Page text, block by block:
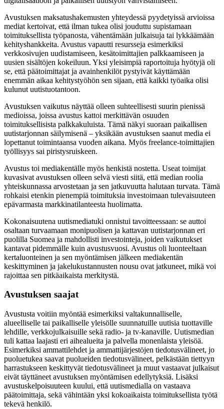
Avustuksen maksatushakemusten yhteydessä pyydetyissä arvioissa
mediat kertoivat, että ilman tukea olisi jouduttu supistamaan
toimituksellista työpanosta, vähentämään julkaisuja tai lykkäämään
kehityshankkeita. Avustus vapautti resursseja esimerkiksi
verkkosivujen uudistamiseen, kesätoimittajien palkkaamiseen ja
uusien sisältöjen kokeiluun. Yksi yleisimpiä raportoituja hyötyjä oli
se, että päätoimittajat ja avainhenkilöt pystyivät käyttämään
enemmän aikaa kehitystyöhön sen sijaan, että kaikki työaika olisi
kulunut uutistuotantoon.
Avustuksen vaikutus näyttää olleen suhteellisesti suurin pienissä
medioissa, joissa avustus kattoi merkittävän osuuden
toimituksellisista palkkakuluista. Tämä näkyi suoraan paikallisen
uutistarjonnan säilymisenä – yksikään avustuksen saanut media ei
lopettanut toimintaansa vuoden aikana. Myös freelance-toimittajien
työllisyys sai piristysruiskeen.
Avustus toi mediakentälle myös henkistä nostetta. Useat toimijat
kuvasivat avustuksen olleen selvä viesti siitä, että median roolia
yhteiskunnassa arvostetaan ja sen jatkuvuutta halutaan turvata. Tämä
rohkaisi etenkin pienempiä toimituksia investoimaan tulevaisuuteen
epävarmasta markkinatilanteesta huolimatta.
Kokonaisuutena uutismediatuki onnistui tavoitteessaan: se auttoi
osaltaan turvaamaan monipuolisen ja kattavan uutistarjonnan eri
puolilla Suomea ja mahdollisti investointeja, joiden vaikutukset
kantavat pidemmälle kuin avustusvuosi. Avustus oli luonteeltaan
kertaluonteinen ja sen myöntämisen jälkeen mediakentän
keskittyminen ja jakelukustannusten nousu ovat jatkuneet, mikä voi
rajoittaa sen pitkäaikaista merkitystä.
Avustuksen saajat
Avustusta voitiin myöntää esimerkiksi valtakunnalliselle,
alueelliselle tai paikalliselle yleisölle suunnatuille uutisia tuottaville
lehdille, verkkojulkaisuille sekä radio- ja tv-kanaville. Uutismedian
tuli kattaa laajasti eri aihealueita ja palvella monenlaista yleisöä.
Esimerkiksi ammattilehdet ja ammattijärjestöjen tiedotusvälineet, jo
puoluetukea saavat puolueiden tiedotusvälineet, pelkästään tiettyyn
harrastukseen keskittyvät tiedotusvälineet ja muut vastaavat julkaisut
eivät täyttäneet avustuksen myöntämisen edellytyksiä. Lisäksi
avustuskelpoisuuteen kuului, että uutismedialla on vastaava
päätoimittaja, sekä vähintään yksi kokoaikaista toimituksellista työtä
tekevä henkilö.